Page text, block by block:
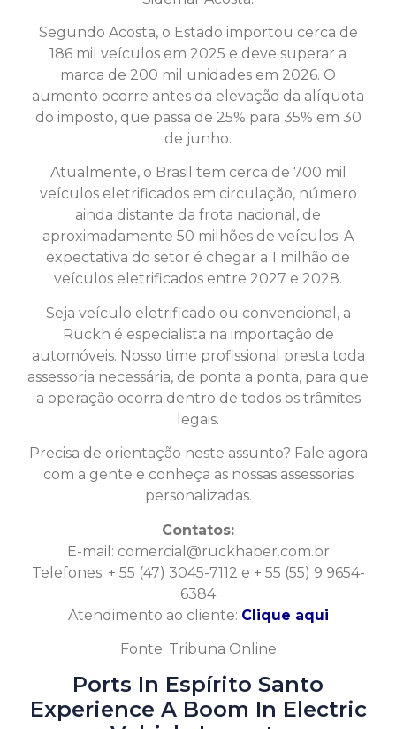
Segundo Acosta, o Estado importou cerca de
186 mil veículos em 2025 e deve superar a
marca de 200 mil unidades em 2026. O
aumento ocorre antes da elevação da alíquota
do imposto, que passa de 25% para 35% em 30
de junho.
Atualmente, o Brasil tem cerca de 700 mil
veículos eletrificados em circulação, número
ainda distante da frota nacional, de
aproximadamente 50 milhões de veículos. A
expectativa do setor é chegar a 1 milhão de
veículos eletrificados entre 2027 e 2028.
Seja veículo eletrificado ou convencional, a
Ruckh é especialista na importação de
automóveis. Nosso time profissional presta toda
assessoria necessária, de ponta a ponta, para que
a operação ocorra dentro de todos os trâmites
legais.
Precisa de orientação neste assunto? Fale agora
com a gente e conheça as nossas assessorias
personalizadas.
Contatos:
E-mail: comercial@ruckhaber.com.br
Telefones: + 55 (47) 3045-7112 e + 55 (55) 9 9654-
6384
Atendimento ao cliente: Clique aqui
Fonte: Tribuna Online
Ports In Espírito Santo
Experience A Boom In Electric